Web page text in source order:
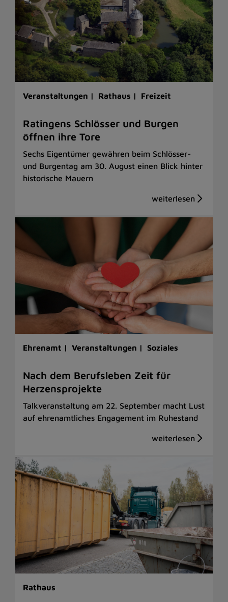
Veranstaltungen | Rathaus | Freizeit
Ratingens Schlösser und Burgen
öffnen ihre Tore
Sechs Eigentümer gewähren beim Schlösser-
und Burgentag am 30. August einen Blick hinter
historische Mauern
Ehrenamt | Veranstaltungen | Soziales
Nach dem Berufsleben Zeit für
Herzensprojekte
Talkveranstaltung am 22. September macht Lust
auf ehrenamtliches Engagement im Ruhestand
Rathaus